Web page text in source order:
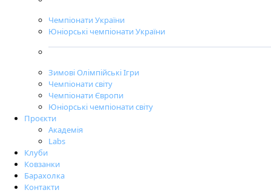
Чемпіонати України
Юніорські чемпіонати України
Зимові Олімпійські Ігри
Чемпіонати світу
Чемпіонати Європи
Юніорські чемпіонати світу
Проєкти
Академія
Labs
Клуби
Ковзанки
Барахолка
Контакти